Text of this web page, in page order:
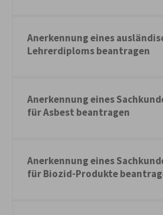
Anerkennung eines
Lehrerdiploms beantragen
Anerkennung eines
für Asbest beantragen
Anerkennung eines
für Biozid-Produkte